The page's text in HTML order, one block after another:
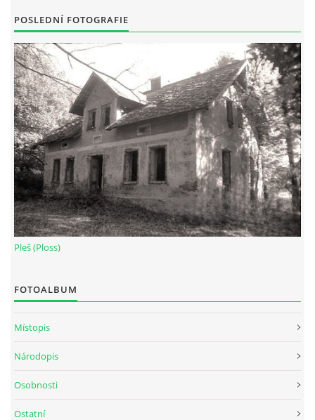
© 2026 eStránky.cz Aktualizováno: 17. 7. 2026 |Nahoru ↑
POSLEDNÍ FOTOGRAFIE
Pleš (Ploss)
FOTOALBUM
Místopis
Národopis
Osobnosti
Ostatní